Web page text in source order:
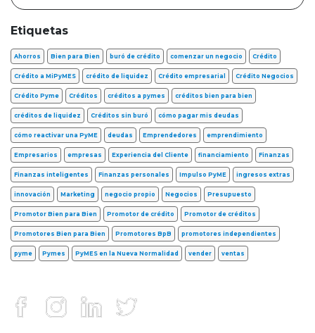
Etiquetas
Ahorros Bien para Bien buró de crédito comenzar un negocio Crédito
Crédito a MiPyMES crédito de liquidez Crédito empresarial Crédito Negocios
Crédito Pyme Créditos créditos a pymes créditos bien para bien
créditos de liquidez Créditos sin buró cómo pagar mis deudas
cómo reactivar una PyME deudas Emprendedores emprendimiento
Empresarios empresas Experiencia del Cliente financiamiento Finanzas
Finanzas inteligentes Finanzas personales Impulso PyME ingresos extras
innovación Marketing negocio propio Negocios Presupuesto
Promotor Bien para Bien Promotor de crédito Promotor de créditos
Promotores Bien para Bien Promotores BpB promotores independientes
pyme Pymes PyMES en la Nueva Normalidad vender ventas